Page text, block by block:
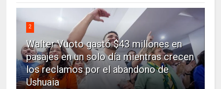
2
Walter Vuoto gastó $43 millones en
pasajes en un solo día mientras crecen
los reclamos por el abandono de
Ushuaia